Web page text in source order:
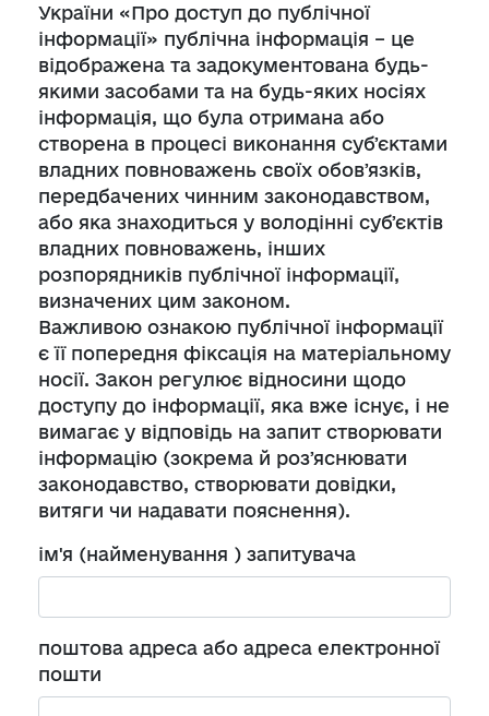
України «Про доступ до публічної
інформації» публічна інформація – це
відображена та задокументована будь-
якими засобами та на будь-яких носіях
інформація, що була отримана або
створена в процесі виконання субʼєктами
владних повноважень своїх обовʼязків,
передбачених чинним законодавством,
або яка знаходиться у володінні субʼєктів
владних повноважень, інших
розпорядників публічної інформації,
визначених цим законом.
Важливою ознакою публічної інформації
є її попередня фіксація на матеріальному
носії. Закон регулює відносини щодо
доступу до інформації, яка вже існує, і не
вимагає у відповідь на запит створювати
інформацію (зокрема й розʼяснювати
законодавство, створювати довідки,
витяги чи надавати пояснення).
ім'я (найменування ) запитувача
поштова адреса або адреса електронної
пошти